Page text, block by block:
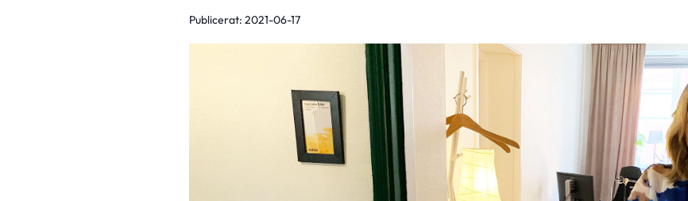
Publicerat: 2021-06-17